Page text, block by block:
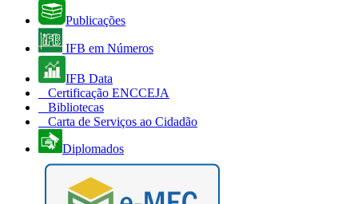
Publicações
IFB em Números
IFB Data
Certificação ENCCEJA
Bibliotecas
Carta de Serviços ao Cidadão
Diplomados